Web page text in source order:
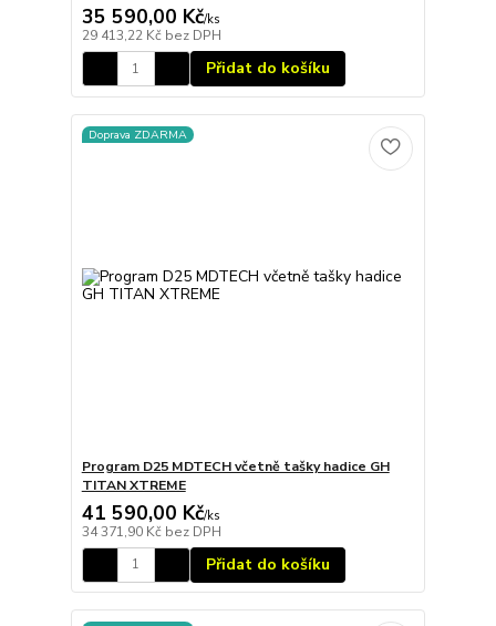
35 590,00 Kč/ks
29 413,22 Kč bez DPH
Přidat do košíku
Doprava ZDARMA
Program D25 MDTECH včetně tašky hadice GH
TITAN XTREME
41 590,00 Kč/ks
34 371,90 Kč bez DPH
Přidat do košíku